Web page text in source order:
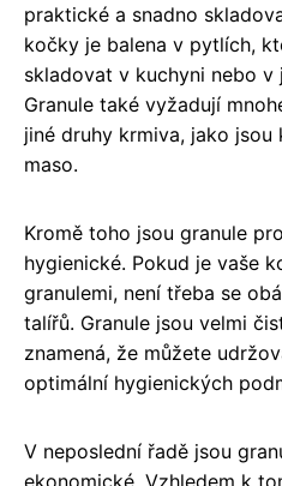
praktické a snadno
kočky je balena v pytlích,
skladovat v kuchyni nebo v
Granule také vyžadují
jiné druhy krmiva, jako
maso.
Kromě toho jsou granule
hygienické. Pokud je vaše
granulemi, není třeba se
talířů. Granule jsou velmi
znamená, že můžete
optimální hygienických
V neposlední řadě jsou
ekonomické. Vzhledem k